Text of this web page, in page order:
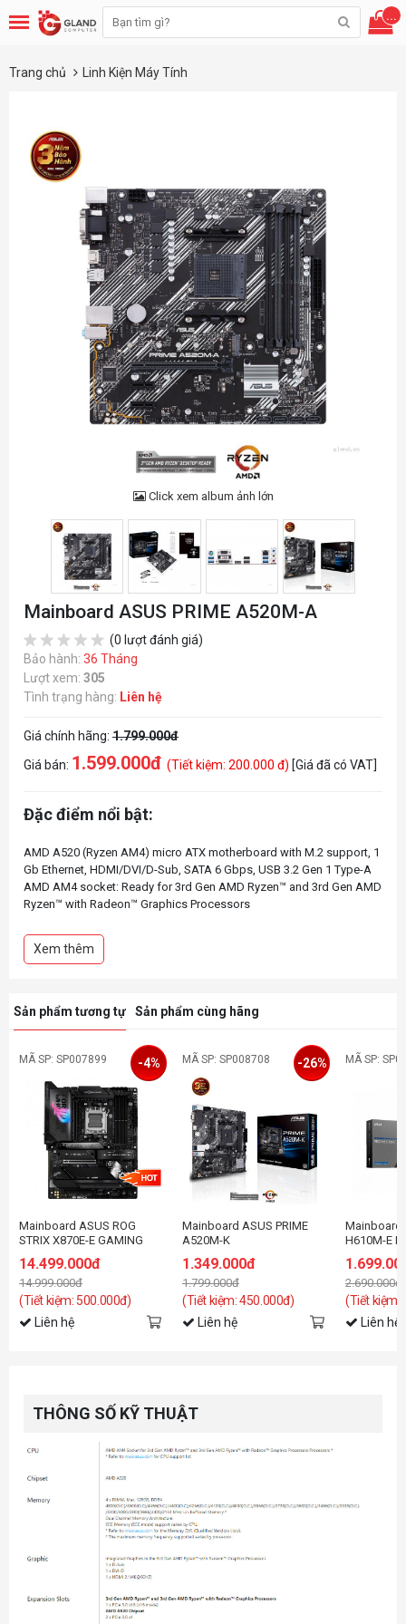
...
Trang chủ Linh Kiện Máy Tính
Click xem album ảnh lớn
Mainboard ASUS PRIME A520M-A
(0 lượt đánh giá)
Bảo hành: 36 Tháng
Lượt xem: 305
Tình trạng hàng: Liên hệ
Giá chính hãng: 1.799.000đ
Giá bán: 1.599.000đ (Tiết kiệm: 200.000 đ) [Giá đã có VAT]
Đặc điểm nổi bật:
AMD A520 (Ryzen AM4) micro ATX motherboard with M.2 support, 1
Gb Ethernet, HDMI/DVI/D-Sub, SATA 6 Gbps, USB 3.2 Gen 1 Type-A
AMD AM4 socket: Ready for 3rd Gen AMD Ryzen™ and 3rd Gen AMD
Ryzen™ with Radeon™ Graphics Processors
Ultrafast connectivity: M.2 support, 1 Gb Ethernet, USB 3.2 Gen 1
Type-A
Xem thêm
Sản phẩm tương tự Sản phẩm cùng hãng
MÃ SP: SP007899
Mainboard ASUS ROG
STRIX X870E-E GAMING
14.499.000đ
14.999.000đ
(Tiết kiệm: 500.000đ)
-4%
Liên hệ
MÃ SP: SP008708
Mainboard ASUS PRIME
A520M-K
1.349.000đ
1.799.000đ
(Tiết kiệm: 450.000đ)
-26%
Liên hệ
MÃ SP:
Mainboard
H610M-E
2.690.000đ
(Tiết kiệm:
Liên hệ
THÔNG SỐ KỸ THUẬT